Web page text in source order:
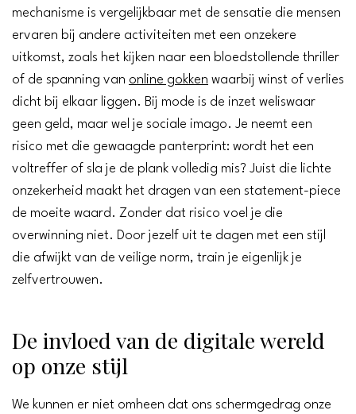
mechanisme is vergelijkbaar met de sensatie die mensen
ervaren bij andere activiteiten met een onzekere
uitkomst, zoals het kijken naar een bloedstollende thriller
of de spanning van online gokken waarbij winst of verlies
dicht bij elkaar liggen. Bij mode is de inzet weliswaar
geen geld, maar wel je sociale imago. Je neemt een
risico met die gewaagde panterprint: wordt het een
voltreffer of sla je de plank volledig mis? Juist die lichte
onzekerheid maakt het dragen van een statement-piece
de moeite waard. Zonder dat risico voel je die
overwinning niet. Door jezelf uit te dagen met een stijl
die afwijkt van de veilige norm, train je eigenlijk je
zelfvertrouwen.
De invloed van de digitale wereld
op onze stijl
We kunnen er niet omheen dat ons schermgedrag onze